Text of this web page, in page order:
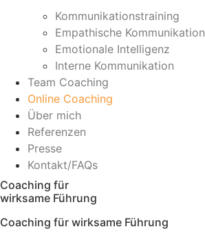
Kommunikationstraining
Empathische Kommunikation
Emotionale Intelligenz
Interne Kommunikation
Team Coaching
Online Coaching
Über mich
Referenzen
Presse
Kontakt/FAQs
Coaching für
wirksame Führung
Coaching für wirksame Führung